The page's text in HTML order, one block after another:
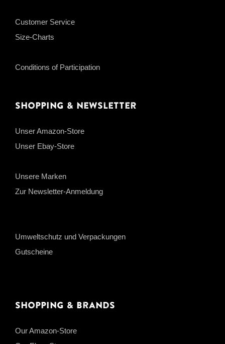
Customer Service
Size-Charts
Conditions of Participation
Shopping & Newsletter
Unser Amazon-Store
Unser Ebay-Store
Unsere Marken
Zur Newsletter-Anmeldung
Umweltschutz und Verpackungen
Gutscheine
Shopping & Brands
Our Amazon-Store